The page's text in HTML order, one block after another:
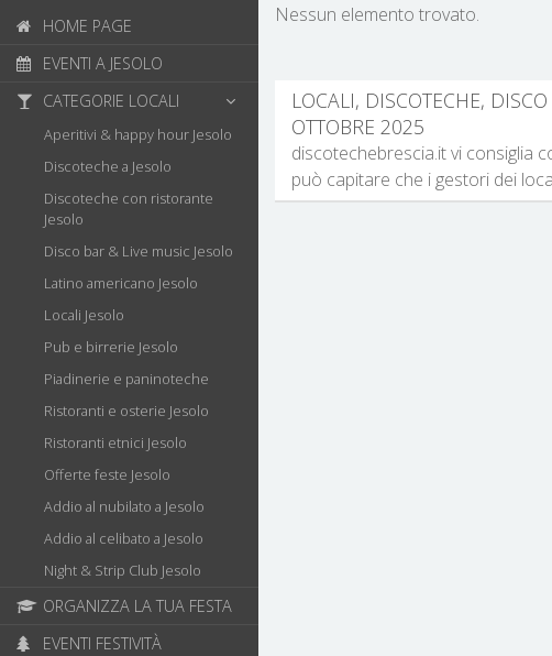
HOME PAGE
EVENTI A JESOLO
CATEGORIE LOCALI
Aperitivi & happy hour Jesolo
Discoteche a Jesolo
Discoteche con ristorante
Jesolo
Disco bar & Live music Jesolo
Latino americano Jesolo
Locali Jesolo
Pub e birrerie Jesolo
Piadinerie e paninoteche
Ristoranti e osterie Jesolo
Ristoranti etnici Jesolo
Offerte feste Jesolo
Addio al nubilato a Jesolo
Addio al celibato a Jesolo
Night & Strip Club Jesolo
ORGANIZZA LA TUA FESTA
EVENTI FESTIVITÀ
Nessun elemento trovato.
LOCALI, DISCOTECHE,
OTTOBRE 2025
discotechebrescia.it vi consiglia
può capitare che i gestori dei